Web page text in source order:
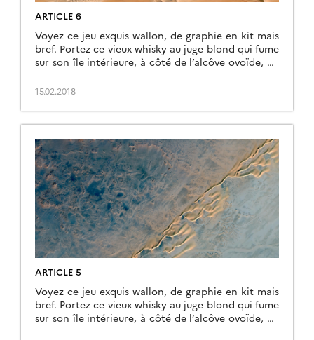
ARTICLE 6
Voyez ce jeu exquis wallon, de graphie en kit mais
bref. Portez ce vieux whisky au juge blond qui fume
sur son île intérieure, à côté de l’alcôve ovoïde, où
permet de penser à la cænogenèse de l’être dont il
15.02.2018
ARTICLE 5
Voyez ce jeu exquis wallon, de graphie en kit mais
bref. Portez ce vieux whisky au juge blond qui fume
sur son île intérieure, à côté de l’alcôve ovoïde, où